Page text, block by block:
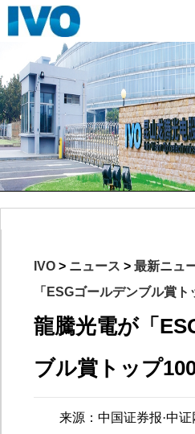
IVO > ニュース > 最新ニュ
「ESGゴールデンブル賞
龍騰光電が「
ブル賞トップ
来源：中国证券报·中证